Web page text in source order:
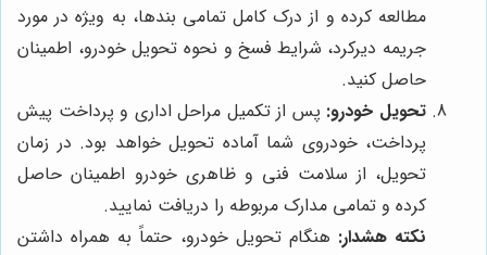
مطالعه کرده و از درک کامل تمامی بندها، به ویژه در مورد
جریمه دیرکرد، شرایط فسخ و نحوه تحویل خودرو، اطمینان
حاصل کنید.
تحویل خودرو: پس از تکمیل مراحل اداری و پرداخت پیش
پرداخت، خودروی شما آماده تحویل خواهد بود. در زمان
تحویل، از سلامت فنی و ظاهری خودرو اطمینان حاصل
کرده و تمامی مدارک مربوطه را دریافت نمایید.
نکته هشدار: هنگام تحویل خودرو، حتماً به همراه داشتن